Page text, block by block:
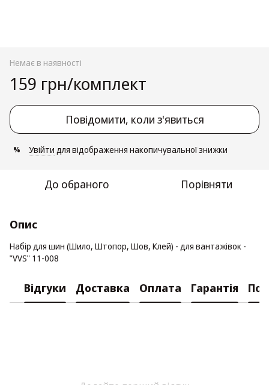
Немає в наявності
159 грн/комплект
Повідомити, коли з'явиться
% Увійти для відображення накопичувальної знижки
До обраного Порівняти
Опис
Набір для шин (Шило, Штопор, Шов, Клей) - для вантажівок -
"VVS" 11-008
Відгуки Доставка Оплата Гарантія